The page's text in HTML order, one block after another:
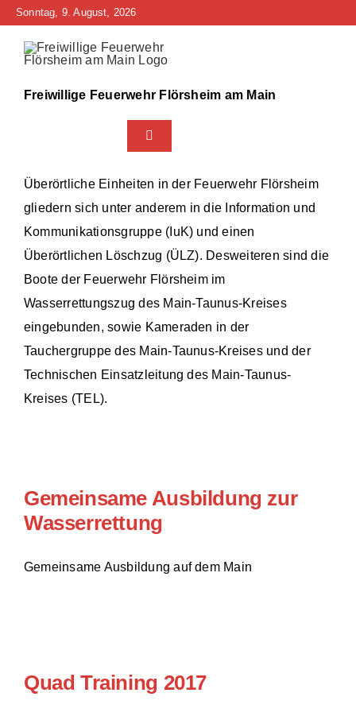
Zum
springen
Sonntag, 9. August, 2026
Freiwillige Feuerwehr Flörsheim am Main
Toggle
Navigation
Neuigkeiten
Bürgerinfo
Über uns
Technik
Einsätze
Überörtliche Einheiten in der Feuerwehr Flörsheim
gliedern sich unter anderem in die Information und
Kommunikationsgruppe (IuK) und einen
Überörtlichen Löschzug (ÜLZ). Desweiteren sind die
Boote der Feuerwehr Flörsheim im
Wasserrettungszug des Main-Taunus-Kreises
eingebunden, sowie Kameraden in der
Tauchergruppe des Main-Taunus-Kreises und der
Technischen Einsatzleitung des Main-Taunus-
Kreises (TEL).
Gemeinsame Ausbildung zur
Wasserrettung
Gemeinsame Ausbildung auf dem Main
Quad Training 2017